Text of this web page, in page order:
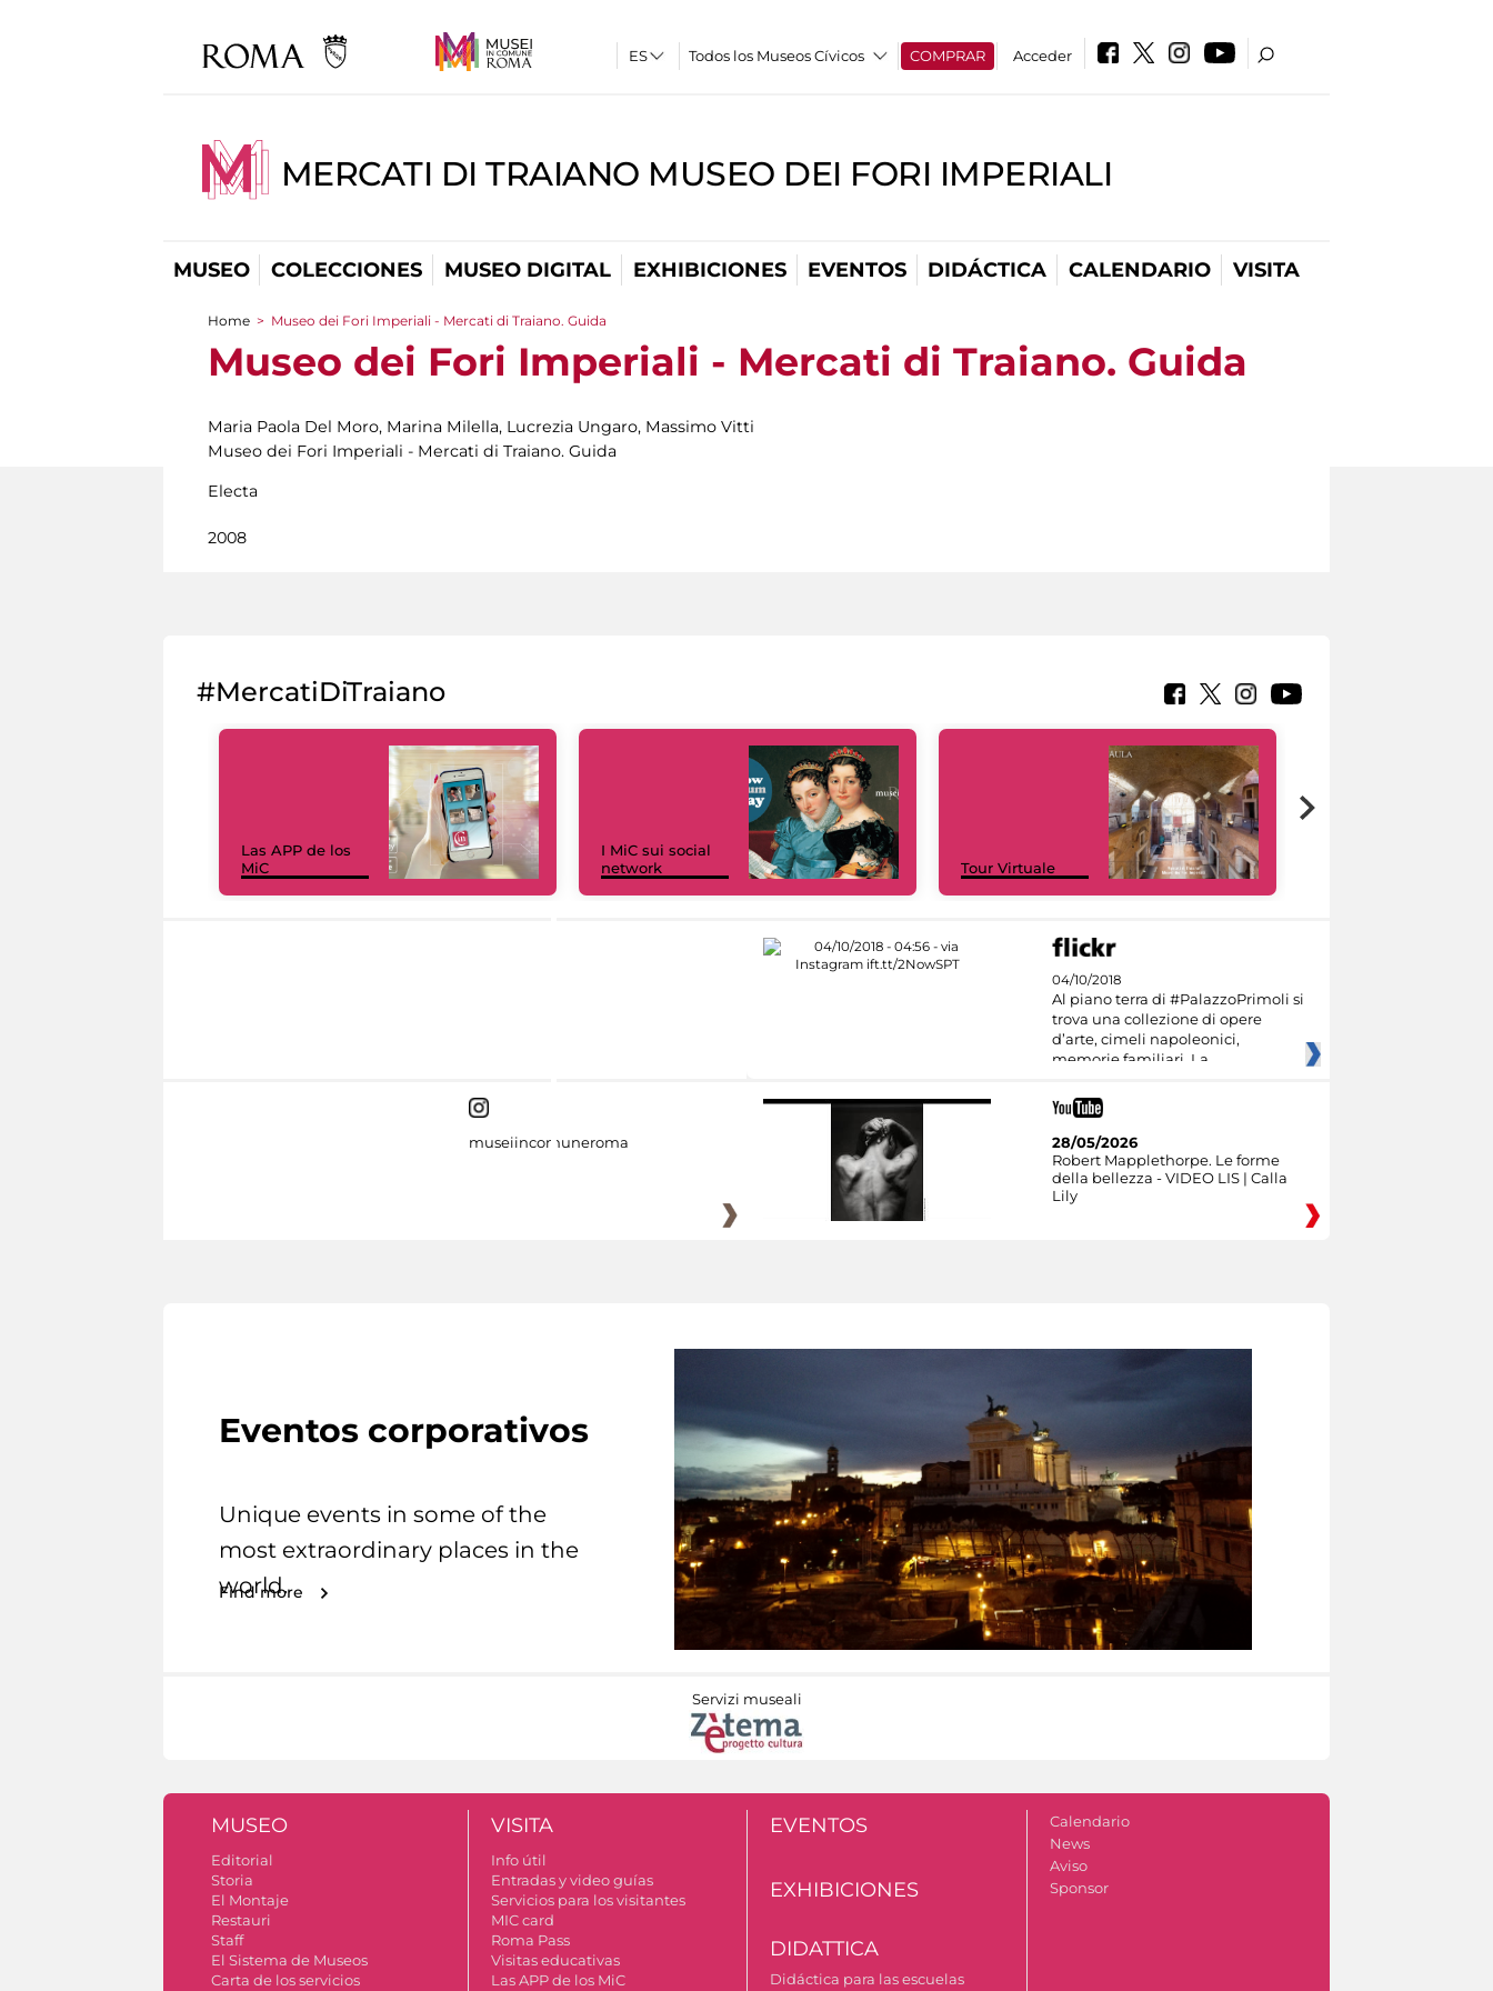
Todos los Museos Cívicos COMPRAR Acceder
MERCATI DI TRAIANO MUSEO DEI FORI IMPERIALI
MUSEO COLECCIONES MUSEO DIGITAL EXHIBICIONES EVENTOS DIDÁCTICA CALENDARIO VISITA
You are here
Home > Museo dei Fori Imperiali - Mercati di Traiano. Guida
Museo dei Fori Imperiali - Mercati di Traiano. Guida
Maria Paola Del Moro, Marina Milella, Lucrezia Ungaro, Massimo Vitti
Museo dei Fori Imperiali - Mercati di Traiano. Guida
Electa
2008
#MercatiDiTraiano
Las APP de los
MiC
I MiC sui social
network
Tour Virtuale
04/10/2018
Al piano terra di #PalazzoPrimoli si
trova una collezione di opere
d’arte, cimeli napoleonici,
memorie familiari. La
museiincomuneroma
28/05/2026
Robert Mapplethorpe. Le forme
della bellezza - VIDEO LIS | Calla
Lily
Eventos corporativos
Unique events in some of the
most extraordinary places in the
world.
Find more
Servizi museali
MUSEO
Editorial
Storia
El Montaje
Restauri
Staff
El Sistema de Museos
Carta de los servicios
VISITA
Info útil
Entradas y video guías
Servicios para los visitantes
MIC card
Roma Pass
Visitas educativas
Las APP de los MiC
EVENTOS
EXHIBICIONES
DIDATTICA
Didáctica para las escuelas
Calendario
News
Aviso
Sponsor